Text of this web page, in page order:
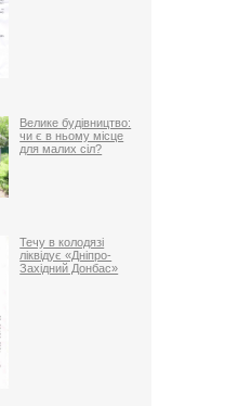
Велике будівництво:
чи є в ньому місце
для малих сіл?
Течу в колодязі
ліквідує «Дніпро-
Західний Донбас»